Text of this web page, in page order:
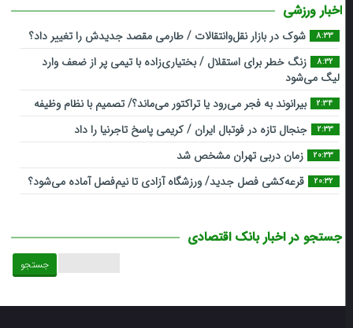
اخبار ورزشی
8:33 شوک در بازار نقل‌وانتقالات / طارمی مقصد جدیدش را تغییر داد؟
8:32
زنگ خطر برای استقلال / بختیاری‌زاده با تیمی پر از ضعف وارد
لیگ می‌شود
2:34 بیرانوند به فجر می‌رود یا تراکتور می‌ماند؟/ تصمیم با نظام وظیفه
2:33 جنجال تازه در فوتبال ایران / کریمی پاسخ تاجرنیا را داد
20:33 زمان دربی تهران مشخص شد
20:32 قرعه‎‌کشی فصل جدید/ ورزشگاه آزادی تا نیم‌فصل آماده می‌شود؟
جستجو در اخبار بانک اقتصادی
جستجو
برای: